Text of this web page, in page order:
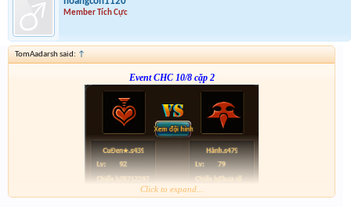
Member Tích Cực
TomAadarsh said: ↑
Event CHC 10/8 cặp 2
Click to expand...